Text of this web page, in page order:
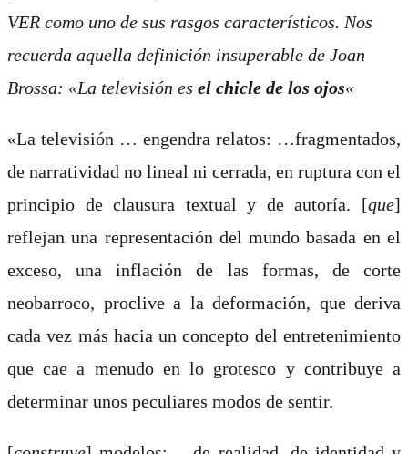
VER como uno de sus rasgos característicos. Nos
recuerda aquella definición insuperable de Joan
Brossa: «La televisión es el chicle de los ojos«
«La televisión … engendra relatos: …fragmentados,
de narratividad no lineal ni cerrada, en ruptura con el
principio de clausura textual y de autoría. [que]
reflejan una representación del mundo basada en el
exceso, una inflación de las formas, de corte
neobarroco, proclive a la deformación, que deriva
cada vez más hacia un concepto del entretenimiento
que cae a menudo en lo grotesco y contribuye a
determinar unos peculiares modos de sentir.